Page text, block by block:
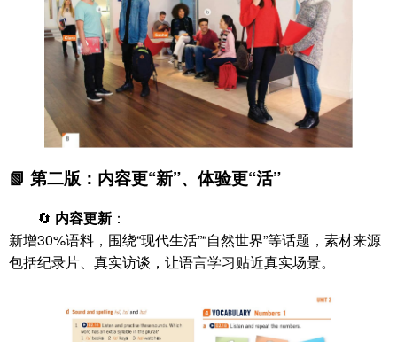
📗 第二版：内容更“新”、体验更“活”
🔄 内容更新 ：
新增30%语料，围绕“现代生活”“自然世界”等话题，素材来源
包括纪录片、真实访谈，让语言学习贴近真实场景。